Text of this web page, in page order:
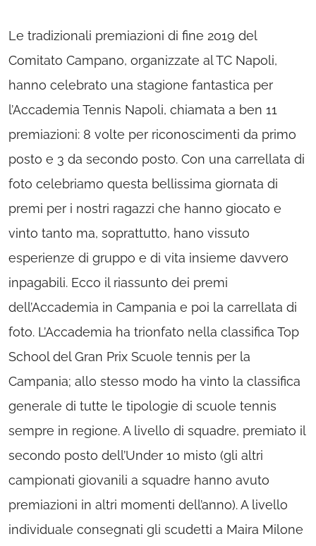
Le tradizionali premiazioni di fine 2019 del
Comitato Campano, organizzate al TC Napoli,
hanno celebrato una stagione fantastica per
l’Accademia Tennis Napoli, chiamata a ben 11
premiazioni: 8 volte per riconoscimenti da primo
posto e 3 da secondo posto. Con una carrellata di
foto celebriamo questa bellissima giornata di
premi per i nostri ragazzi che hanno giocato e
vinto tanto ma, soprattutto, hano vissuto
esperienze di gruppo e di vita insieme davvero
inpagabili. Ecco il riassunto dei premi
dell’Accademia in Campania e poi la carrellata di
foto. L’Accademia ha trionfato nella classifica Top
School del Gran Prix Scuole tennis per la
Campania; allo stesso modo ha vinto la classifica
generale di tutte le tipologie di scuole tennis
sempre in regione. A livello di squadre, premiato il
secondo posto dell’Under 10 misto (gli altri
campionati giovanili a squadre hanno avuto
premiazioni in altri momenti dell’anno). A livello
individuale consegnati gli scudetti a Maira Milone